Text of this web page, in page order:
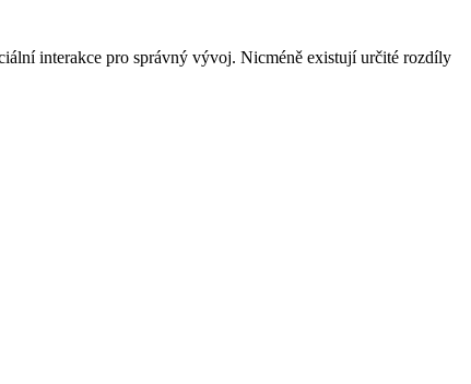
interakce pro správný vývoj. Nicméně existují určité rozdíly